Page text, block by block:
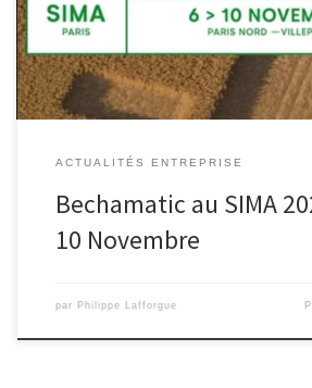
ACTUALITÉS ENTREPRISE
Bechamatic au SIMA
10 Novembre
par Philippe Lafforgue